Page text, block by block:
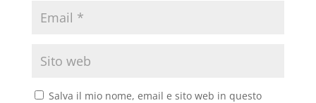
Salva il mio nome, email e sito web in questo